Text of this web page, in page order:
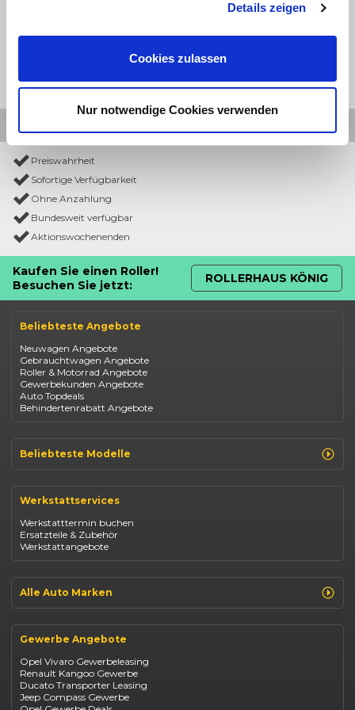
Details zeigen
Cookies zulassen
Nur notwendige Cookies verwenden
Preiswahrheit
Sofortige Verfügbarkeit
Ohne Anzahlung
Bundesweit verfügbar
Aktionswochenenden
Kaufen Sie einen Roller!
Besuchen Sie jetzt:
ROLLERHAUS KÖNIG
Beliebteste Angebote
Neuwagen Angebote
Gebrauchtwagen Angebote
Roller & Motorrad Angebote
Gewerbekunden Angebote
Auto Topdeals
Behindertenrabatt Angebote
Beliebteste Modelle
Opel Corsa
Fiat 500
Dacia Duster
Dacia Sandero
Jeep Compass
Suzuki Vitara
Suzuki Swift
Mazda CX-30
Werkstattservices
Werkstatttermin buchen
Ersatzteile & Zubehör
Werkstattangebote
Alle Auto Marken
Opel
Fiat
Jeep
Suzuki
BYD
Kia
Gewerbe Angebote
Opel Vivaro Gewerbeleasing
Renault Kangoo Gewerbe
Ducato Transporter Leasing
Jeep Compass Gewerbe